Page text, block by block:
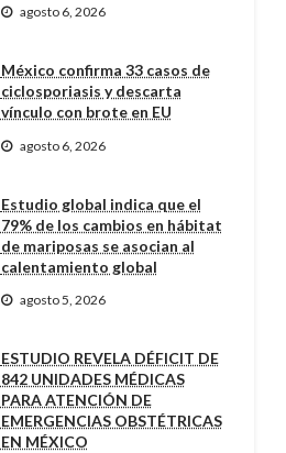
agosto 6, 2026
México confirma 33 casos de
ciclosporiasis y descarta
vínculo con brote en EU
agosto 6, 2026
Estudio global indica que el
79% de los cambios en hábitat
de mariposas se asocian al
calentamiento global
agosto 5, 2026
ESTUDIO REVELA DÉFICIT DE
842 UNIDADES MÉDICAS
PARA ATENCIÓN DE
EMERGENCIAS OBSTÉTRICAS
EN MÉXICO